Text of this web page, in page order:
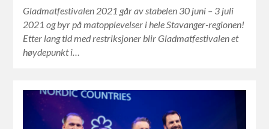
Gladmatfestivalen 2021 går av stabelen 30 juni – 3 juli
2021 og byr på matopplevelser i hele Stavanger-regionen!
Etter lang tid med restriksjoner blir Gladmatfestivalen et
høydepunkt i…